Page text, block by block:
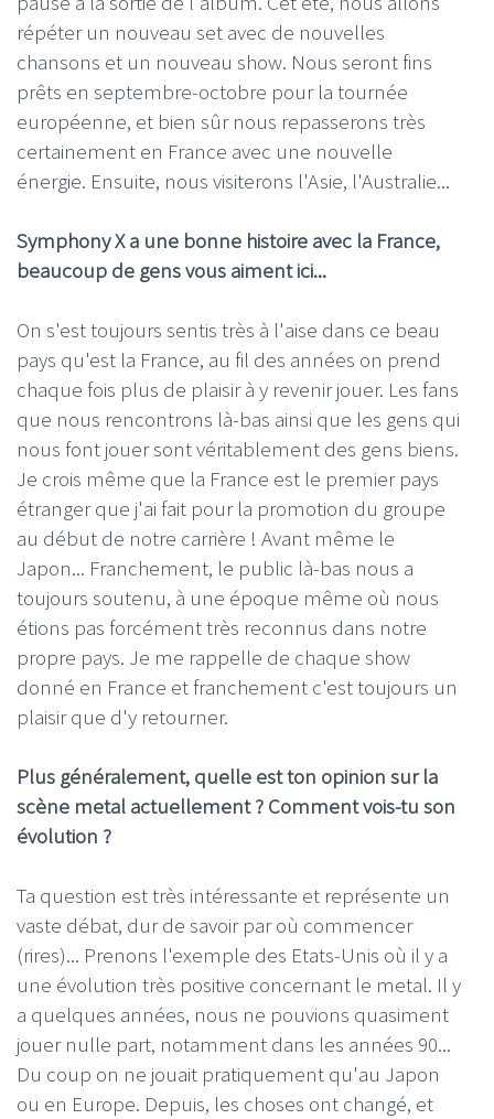
répéter un nouveau set avec de nouvelles
chansons et un nouveau show. Nous seront fins
prêts en septembre-octobre pour la tournée
européenne, et bien sûr nous repasserons très
certainement en France avec une nouvelle
énergie. Ensuite, nous visiterons l'Asie, l'Australie...
Symphony X a une bonne histoire avec la France,
beaucoup de gens vous aiment ici...
On s'est toujours sentis très à l'aise dans ce beau
pays qu'est la France, au fil des années on prend
chaque fois plus de plaisir à y revenir jouer. Les fans
que nous rencontrons là-bas ainsi que les gens qui
nous font jouer sont véritablement des gens biens.
Je crois même que la France est le premier pays
étranger que j'ai fait pour la promotion du groupe
au début de notre carrière ! Avant même le
Japon... Franchement, le public là-bas nous a
toujours soutenu, à une époque même où nous
étions pas forcément très reconnus dans notre
propre pays. Je me rappelle de chaque show
donné en France et franchement c'est toujours un
plaisir que d'y retourner.
Plus généralement, quelle est ton opinion sur la
scène metal actuellement ? Comment vois-tu son
évolution ?
Ta question est très intéressante et représente un
vaste débat, dur de savoir par où commencer
(rires)... Prenons l'exemple des Etats-Unis où il y a
une évolution très positive concernant le metal. Il y
a quelques années, nous ne pouvions quasiment
jouer nulle part, notamment dans les années 90...
Du coup on ne jouait pratiquement qu'au Japon
ou en Europe. Depuis, les choses ont changé, et